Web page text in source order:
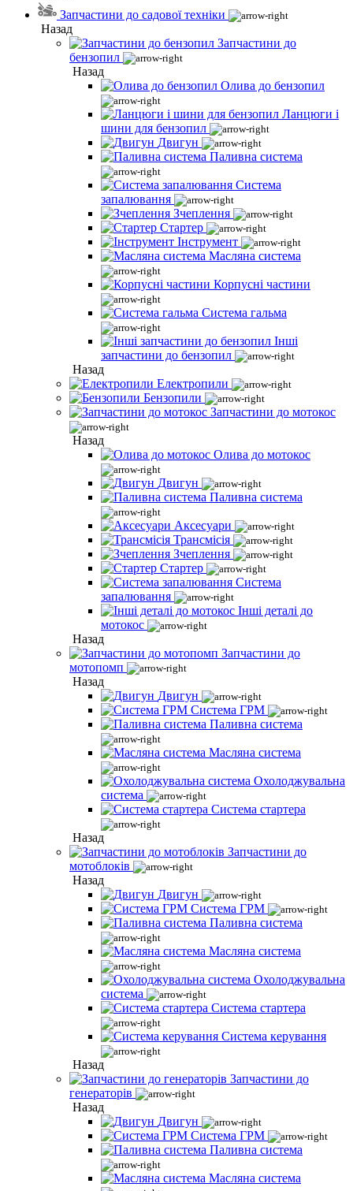
Запчастини до садової техніки
Назад
Запчастини до
бензопил
Назад
Олива до бензопил
Ланцюги і
шини для бензопил
Двигун
Паливна система
Система
запалювання
Зчеплення
Стартер
Інструмент
Масляна система
Корпусні частини
Система гальма
Інші
запчастини до бензопил
Назад
Електропили
Бензопили
Запчастини до мотокос
Назад
Олива до мотокос
Двигун
Паливна система
Аксесуари
Трансмісія
Зчеплення
Стартер
Система
запалювання
Інші деталі до
мотокос
Назад
Запчастини до
мотопомп
Назад
Двигун
Система ГРМ
Паливна система
Масляна система
Охолоджувальна
система
Система стартера
Назад
Запчастини до
мотоблоків
Назад
Двигун
Система ГРМ
Паливна система
Масляна система
Охолоджувальна
система
Система стартера
Система керування
Назад
Запчастини до
генераторів
Назад
Двигун
Система ГРМ
Паливна система
Масляна система